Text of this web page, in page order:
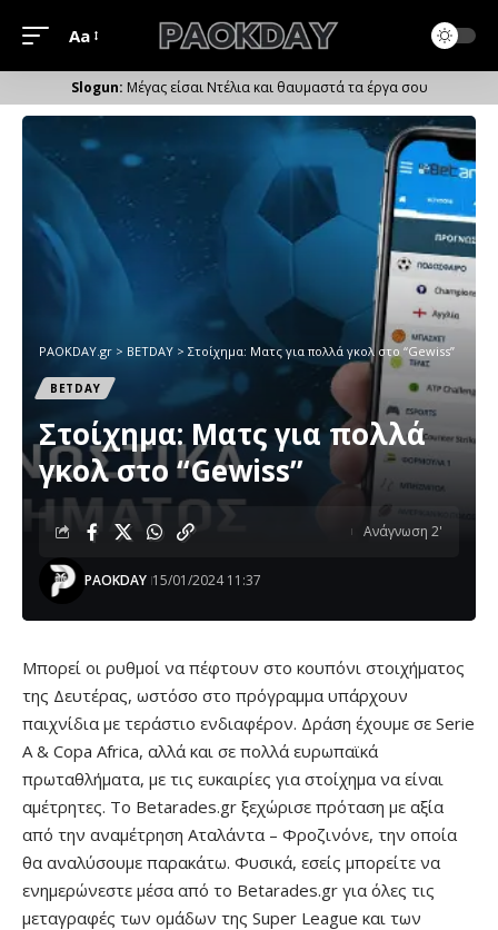
Μέγεθος
Γραμματοσειράς
Aa
Μέγας είσαι Ντέλια και θαυμαστά τα έργα σου
PAOKDAY.gr > ΒETDAY > Στοίχημα: Ματς για πολλά γκολ στο “Gewiss”
ΒETDAY
Στοίχημα: Ματς για πολλά
γκολ στο “Gewiss”
PAOKDAY 15/01/2024 11:37
Ανάγνωση 2'
Μπορεί οι ρυθμοί να πέφτουν στο κουπόνι στοιχήματος
της Δευτέρας, ωστόσο στο πρόγραμμα υπάρχουν
παιχνίδια με τεράστιο ενδιαφέρον. Δράση έχουμε σε Serie
A & Copa Africa, αλλά και σε πολλά ευρωπαϊκά
πρωταθλήματα, με τις ευκαιρίες για στοίχημα να είναι
αμέτρητες. Το Betarades.gr ξεχώρισε πρόταση με αξία
από την αναμέτρηση Αταλάντα – Φροζινόνε, την οποία
θα αναλύσουμε παρακάτω. Φυσικά, εσείς μπορείτε να
ενημερώνεστε μέσα από το Betarades.gr για όλες τις
μεταγραφές των ομάδων της Super League και των